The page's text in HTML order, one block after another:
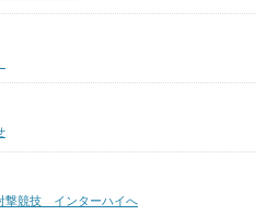
撃競技 インターハイへ